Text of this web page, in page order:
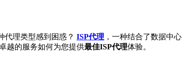
代理类型感到困惑？ ISP代理 ，一种结合了数据中心
越的服务如何为您提供最佳ISP代理体验。